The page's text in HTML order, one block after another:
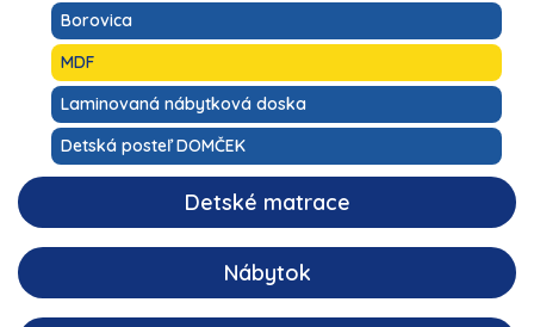
Borovica
MDF
Laminovaná nábytková doska
Detská posteľ DOMČEK
Detské matrace
Nábytok